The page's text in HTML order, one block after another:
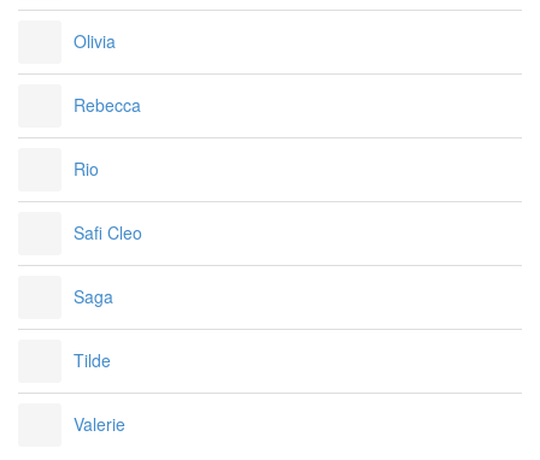
Olivia
Rebecca
Rio
Safi Cleo
Saga
Tilde
Valerie